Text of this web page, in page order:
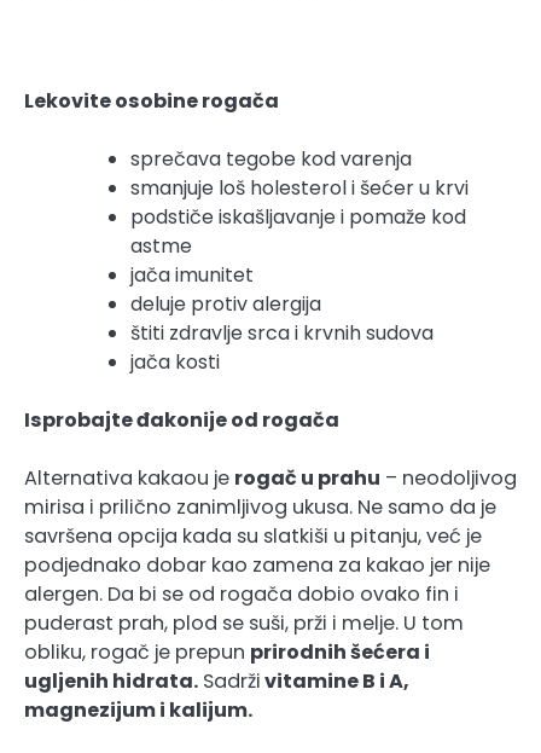
Lekovite osobine rogača
sprečava tegobe kod varenja
smanjuje loš holesterol i šećer u krvi
podstiče iskašljavanje i pomaže kod
astme
jača imunitet
deluje protiv alergija
štiti zdravlje srca i krvnih sudova
jača kosti
Isprobajte đakonije od rogača
Alternativa kakaou je rogač u prahu – neodoljivog
mirisa i prilično zanimljivog ukusa. Ne samo da je
savršena opcija kada su slatkiši u pitanju, već je
podjednako dobar kao zamena za kakao jer nije
alergen. Da bi se od rogača dobio ovako fin i
puderast prah, plod se suši, prži i melje. U tom
obliku, rogač je prepun prirodnih šećera i
ugljenih hidrata. Sadrživitamine B i A,
magnezijum i kalijum.